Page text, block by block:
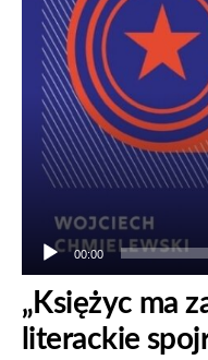
00:00
„Księżyc ma
literackie